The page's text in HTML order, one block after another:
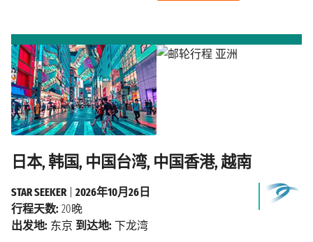
日本, 韩国, 中国台湾, 中国香港, 越南
STAR SEEKER| 2026年10月26日
行程天数: 20晚
出发地: 东京 到达地: 下龙湾